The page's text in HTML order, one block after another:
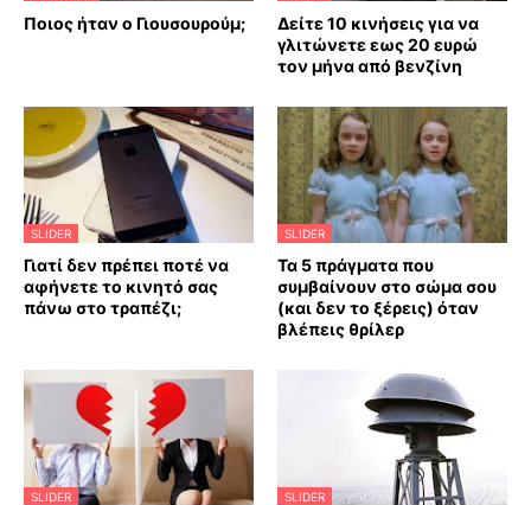
Ποιος ήταν ο Γιουσουρούμ;
Δείτε 10 κινήσεις για να
γλιτώνετε εως 20 ευρώ
τον μήνα από βενζίνη
SLIDER
Γιατί δεν πρέπει ποτέ να
αφήνετε το κινητό σας
πάνω στο τραπέζι;
SLIDER
Τα 5 πράγματα που
συμβαίνουν στο σώμα σου
(και δεν το ξέρεις) όταν
βλέπεις θρίλερ
SLIDER SLIDER